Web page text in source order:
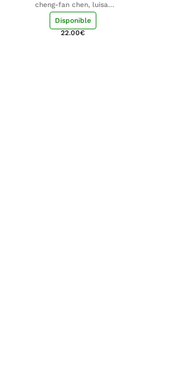
cheng-fan chen, luisa;
shu-ying chang, luisa
Disponible
22.00€